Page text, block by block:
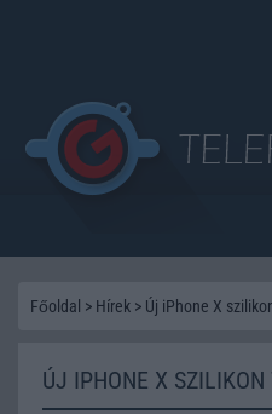
Főoldal > Hírek > Új iPhone X
ÚJ IPHONE X SZILIKON